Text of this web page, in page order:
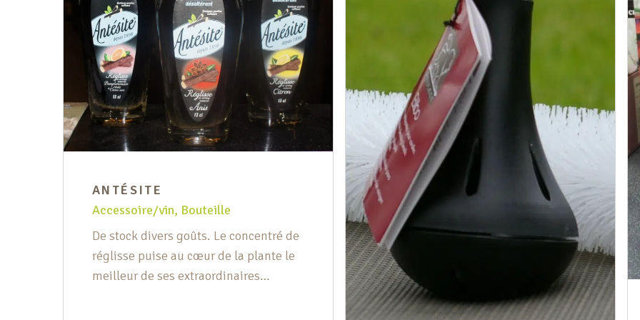
ANTÉSITE
Accessoire/vin, Bouteille
De stock divers goûts. Le concentré de
réglisse puise au cœur de la plante le
meilleur de ses extraordinaires